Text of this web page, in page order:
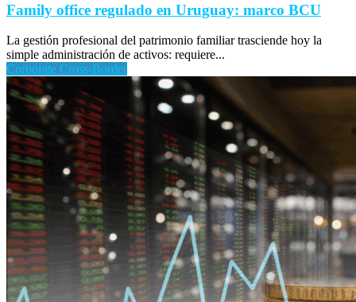
Family office regulado en Uruguay: marco BCU
La gestión profesional del patrimonio familiar trasciende hoy la
simple administración de activos: requiere...
Corporate Cross-Border